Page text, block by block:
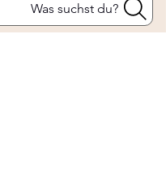
Was suchst du?